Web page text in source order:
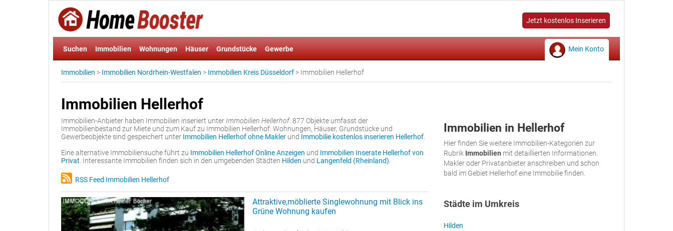
Jetzt kostenlos Inserieren
Suchen Immobilien Wohnungen Häuser Grundstücke Gewerbe Mein Konto
Immobilien > Immobilien Nordrhein-Westfalen > Immobilien Kreis Düsseldorf > Immobilien Hellerhof
Immobilien Hellerhof
Immobilien-Anbieter haben Immobilien inseriert unter Immobilien Hellerhof. 877 Objekte umfasst der
Immobilienbestand zur Miete und zum Kauf zu Immobilien Hellerhof. Wohnungen, Häuser, Grundstücke und
Gewerbeobjekte sind gespeichert unter Immobilien Hellerhof ohne Makler und Immobilie kostenlos inserieren Hellerhof
Eine alternative Immobiliensuche führt zu Immobilien Hellerhof Online Anzeigen und Immobilien Inserate Hellerhof von
Privat . Interessante Immobilien finden sich in den umgebenden Städten Hilden und Langenfeld (Rheinland)
RSS Feed Immobilien Hellerhof
Attraktive,möblierte Singlewohnung mit Blick ins
Grüne Wohnung kaufen
Immobilien in Hellerhof
Hier finden Sie weitere Immobilien-Kategorien zur
Rubrik Immobilien mit detaillierten Informationen.
Makler oder Privatanbieter anschreiben und schon
bald im Gebiet Hellerhof eine Immobilie finden.
Städte im Umkreis
Hilden